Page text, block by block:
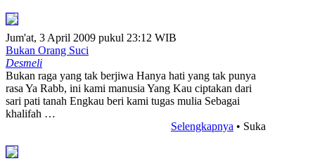
Jum'at, 3 April 2009 pukul 23:12 WIB
Bukan Orang Suci
Desmeli
Bukan raga yang tak berjiwa Hanya hati yang tak punya
rasa Ya Rabb, ini kami manusia Yang Kau ciptakan dari
sari pati tanah Engkau beri kami tugas mulia Sebagai
khalifah …
Selengkapnya • Suka